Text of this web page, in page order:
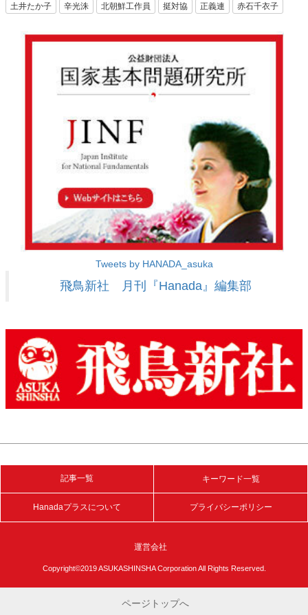
土井たか子 辛光洙 北朝鮮工作員 挺対協 正義連 赤石千衣子
Tweets by HANADA_asuka
飛鳥新社 月刊『Hanada』編集部
記事一覧 キーワード一覧
Hanadaプラスについて プライバシーポリシー
運営会社
Copyright©2019 ASUKASHINSHA Corporation All Rights Reserved.
ページトップへ